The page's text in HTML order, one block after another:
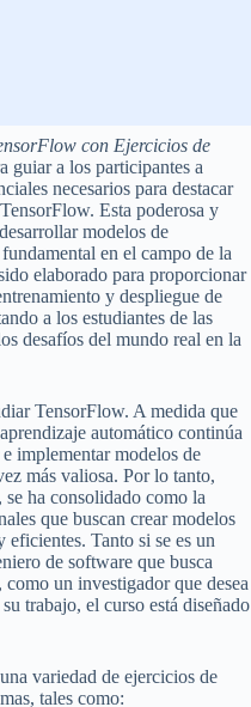
con Ejercicios de
guiar a los participantes a
necesarios para destacar
Esta poderosa y
modelos de
en el campo de la
elaborado para proporcionar
y despliegue de
a los estudiantes de las
desafíos del mundo real en la
TensorFlow. A medida que
automático continúa
implementar modelos de
más valiosa. Por lo tanto,
ha consolidado como la
que buscan crear modelos
eficientes. Tanto si se es un
de software que busca
un investigador que desea
trabajo, el curso está diseñado
variedad de ejercicios de
tales como: